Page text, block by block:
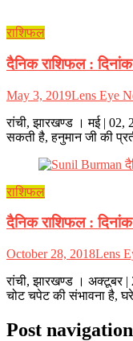
राशिफल
दैनिक राशिफल : दिनांक
May 3, 2019Lens Eye
रांची, झारखण्ड । मई | 02,
सकती है, हनुमान जी की
राशिफल
दैनिक राशिफल : दिनांक
October 28, 2018Lens
रांची, झारखण्ड । अक्टूबर |
चोट चपेट की संभावना है,
Post navigation